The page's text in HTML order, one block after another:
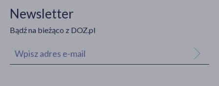
Newsletter
Bądź na bieżąco z DOZ.pl